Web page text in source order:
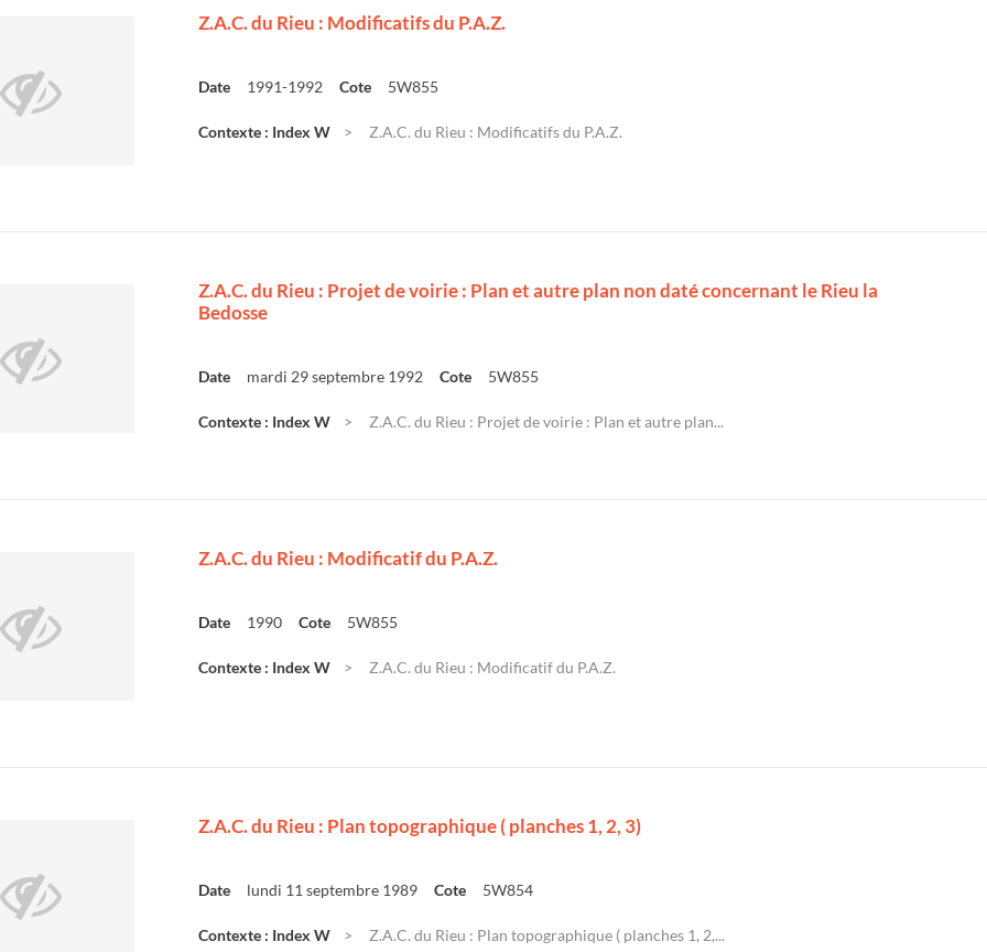
Z.A.C. du Rieu : Modificatifs du P.A.Z.
Date 1991-1992 Cote 5W855
Contexte : Index W Z.A.C. du Rieu : Modificatifs du P.A.Z.
Z.A.C. du Rieu : Projet de voirie : Plan et autre plan non daté concernant le Rieu la
Bedosse
Date mardi 29 septembre 1992 Cote 5W855
Contexte : Index W Z.A.C. du Rieu : Projet de voirie : Plan et autre plan...
Z.A.C. du Rieu : Modificatif du P.A.Z.
Date 1990 Cote 5W855
Contexte : Index W Z.A.C. du Rieu : Modificatif du P.A.Z.
Z.A.C. du Rieu : Plan topographique ( planches 1, 2, 3)
Date lundi 11 septembre 1989 Cote 5W854
Contexte : Index W Z.A.C. du Rieu : Plan topographique ( planches 1, 2,...